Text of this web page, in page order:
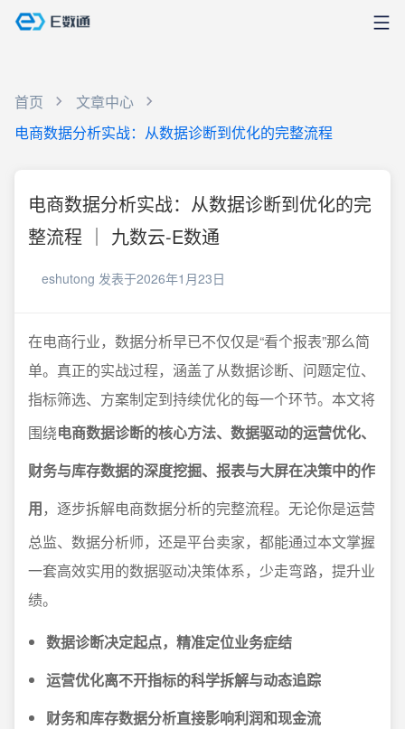
首页
文章中心
电商数据分析实战：从数据诊断到优化的完整流程
电商数据分析实战：从数据诊断到优化的完
整流程 ｜ 九数云-E数通
eshutong 发表于2026年1月23日
在电商行业，数据分析早已不仅仅是“看个报表”那么简
单。真正的实战过程，涵盖了从数据诊断、问题定位、
指标筛选、方案制定到持续优化的每一个环节。本文将
围绕电商数据诊断的核心方法、数据驱动的运营优化、
财务与库存数据的深度挖掘、报表与大屏在决策中的作
用，逐步拆解电商数据分析的完整流程。无论你是运营
总监、数据分析师，还是平台卖家，都能通过本文掌握
一套高效实用的数据驱动决策体系，少走弯路，提升业
绩。
数据诊断决定起点，精准定位业务症结
运营优化离不开指标的科学拆解与动态追踪
财务和库存数据分析直接影响利润和现金流